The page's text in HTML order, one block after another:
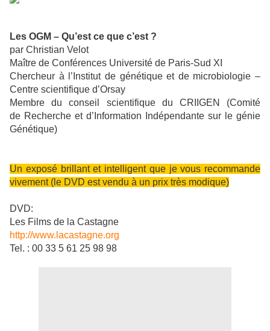
Les OGM – Qu’est ce que c’est ?
par Christian Velot
Maître de Conférences Université de Paris-Sud XI
Chercheur à l’Institut de génétique et de microbiologie –
Centre scientifique d’Orsay
Membre du conseil scientifique du CRIIGEN (Comité
de Recherche et d’Information Indépendante sur le génie
Génétique)
Un exposé brillant et intelligent que je vous recommande
vivement (le DVD est vendu à un prix très modique)
DVD:
Les Films de la Castagne
http://www.lacastagne.org
Tel. : 00 33 5 61 25 98 98